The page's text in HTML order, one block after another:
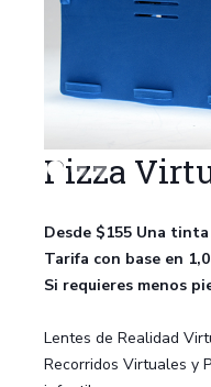
Pizza
Desde $155 Una
Tarifa con base en
Si requieres menos
Lentes de Realidad
Recorridos Virtuales y